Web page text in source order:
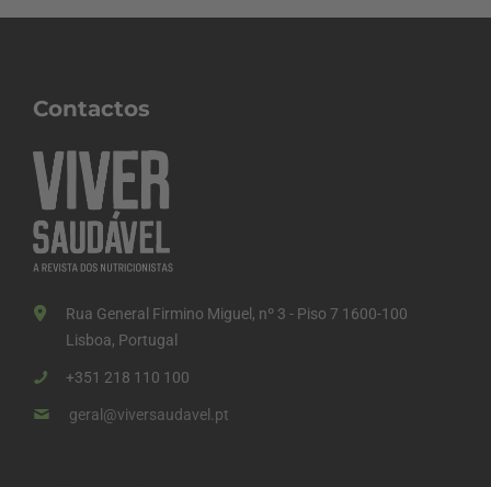
Contactos
Rua General Firmino Miguel, nº 3 - Piso 7 1600-100
Lisboa, Portugal
+351 218 110 100
geral@viversaudavel.pt